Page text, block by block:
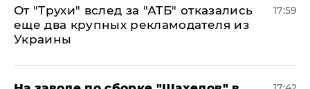
От "Трухи" вслед за "АТБ" отказались
еще два крупных рекламодателя из
Украины
17:59